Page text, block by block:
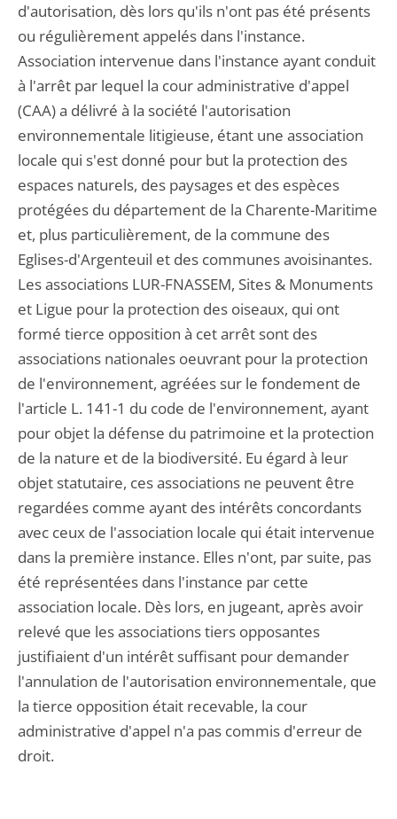
d'autorisation, dès lors qu'ils n'ont pas été présents
ou régulièrement appelés dans l'instance.
Association intervenue dans l'instance ayant conduit
à l'arrêt par lequel la cour administrative d'appel
(CAA) a délivré à la société l'autorisation
environnementale litigieuse, étant une association
locale qui s'est donné pour but la protection des
espaces naturels, des paysages et des espèces
protégées du département de la Charente-Maritime
et, plus particulièrement, de la commune des
Eglises-d'Argenteuil et des communes avoisinantes.
Les associations LUR-FNASSEM, Sites & Monuments
et Ligue pour la protection des oiseaux, qui ont
formé tierce opposition à cet arrêt sont des
associations nationales oeuvrant pour la protection
de l'environnement, agréées sur le fondement de
l'article L. 141-1 du code de l'environnement, ayant
pour objet la défense du patrimoine et la protection
de la nature et de la biodiversité. Eu égard à leur
objet statutaire, ces associations ne peuvent être
regardées comme ayant des intérêts concordants
avec ceux de l'association locale qui était intervenue
dans la première instance. Elles n'ont, par suite, pas
été représentées dans l'instance par cette
association locale. Dès lors, en jugeant, après avoir
relevé que les associations tiers opposantes
justifiaient d'un intérêt suffisant pour demander
l'annulation de l'autorisation environnementale, que
la tierce opposition était recevable, la cour
administrative d'appel n'a pas commis d'erreur de
droit.